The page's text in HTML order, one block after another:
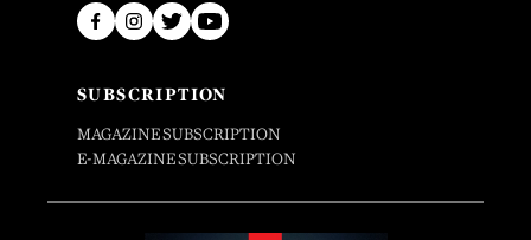
SUBSCRIPTION
MAGAZINE SUBSCRIPTION
E-MAGAZINE SUBSCRIPTION